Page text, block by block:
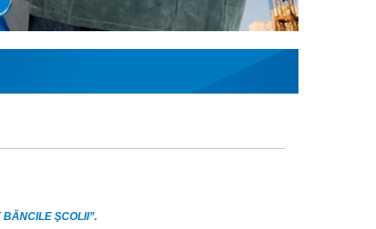
BĂNCILE ŞCOLII”.